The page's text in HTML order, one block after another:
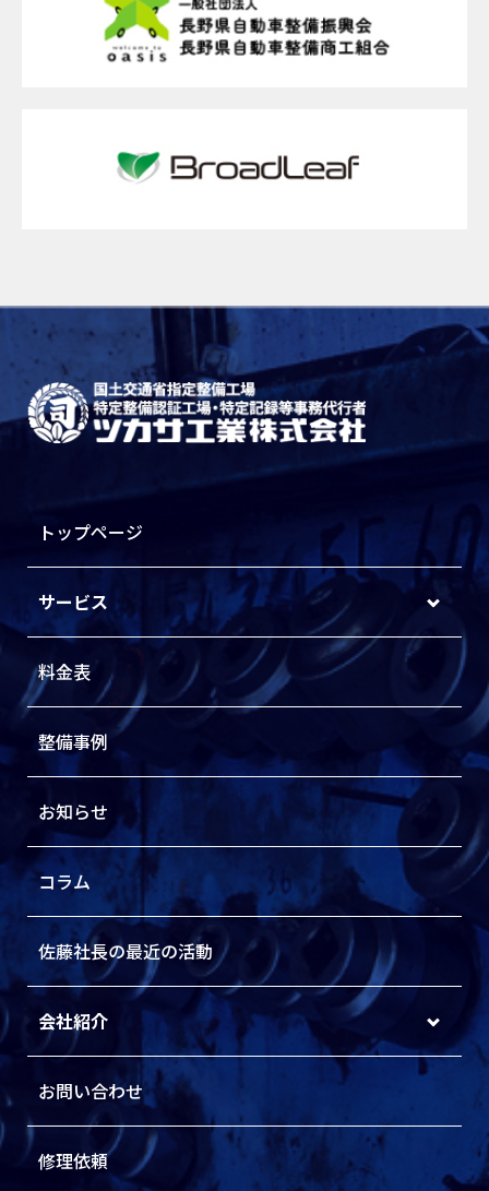
トップページ
サービス
料金表
整備事例
お知らせ
コラム
佐藤社長の最近の活動
会社紹介
お問い合わせ
修理依頼